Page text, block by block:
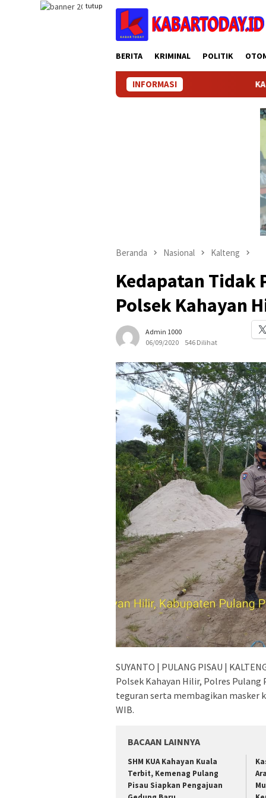
tutup
BERITA KRIMINAL POLITIK
INFORMASI
Beranda Nasional Kalteng
Kedapatan Tidak
Polsek Kahayan
Admin 1000
06/09/2020
546 Dilihat
SUYANTO | PULANG PISAU |
Polsek Kahayan Hilir, Polres
teguran serta membagikan masker
WIB.
BACAAN LAINNYA
SHM KUA Kahayan Kuala
Terbit, Kemenag Pulang
Pisau Siapkan Pengajuan